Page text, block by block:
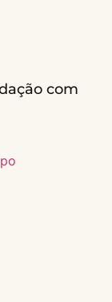
com